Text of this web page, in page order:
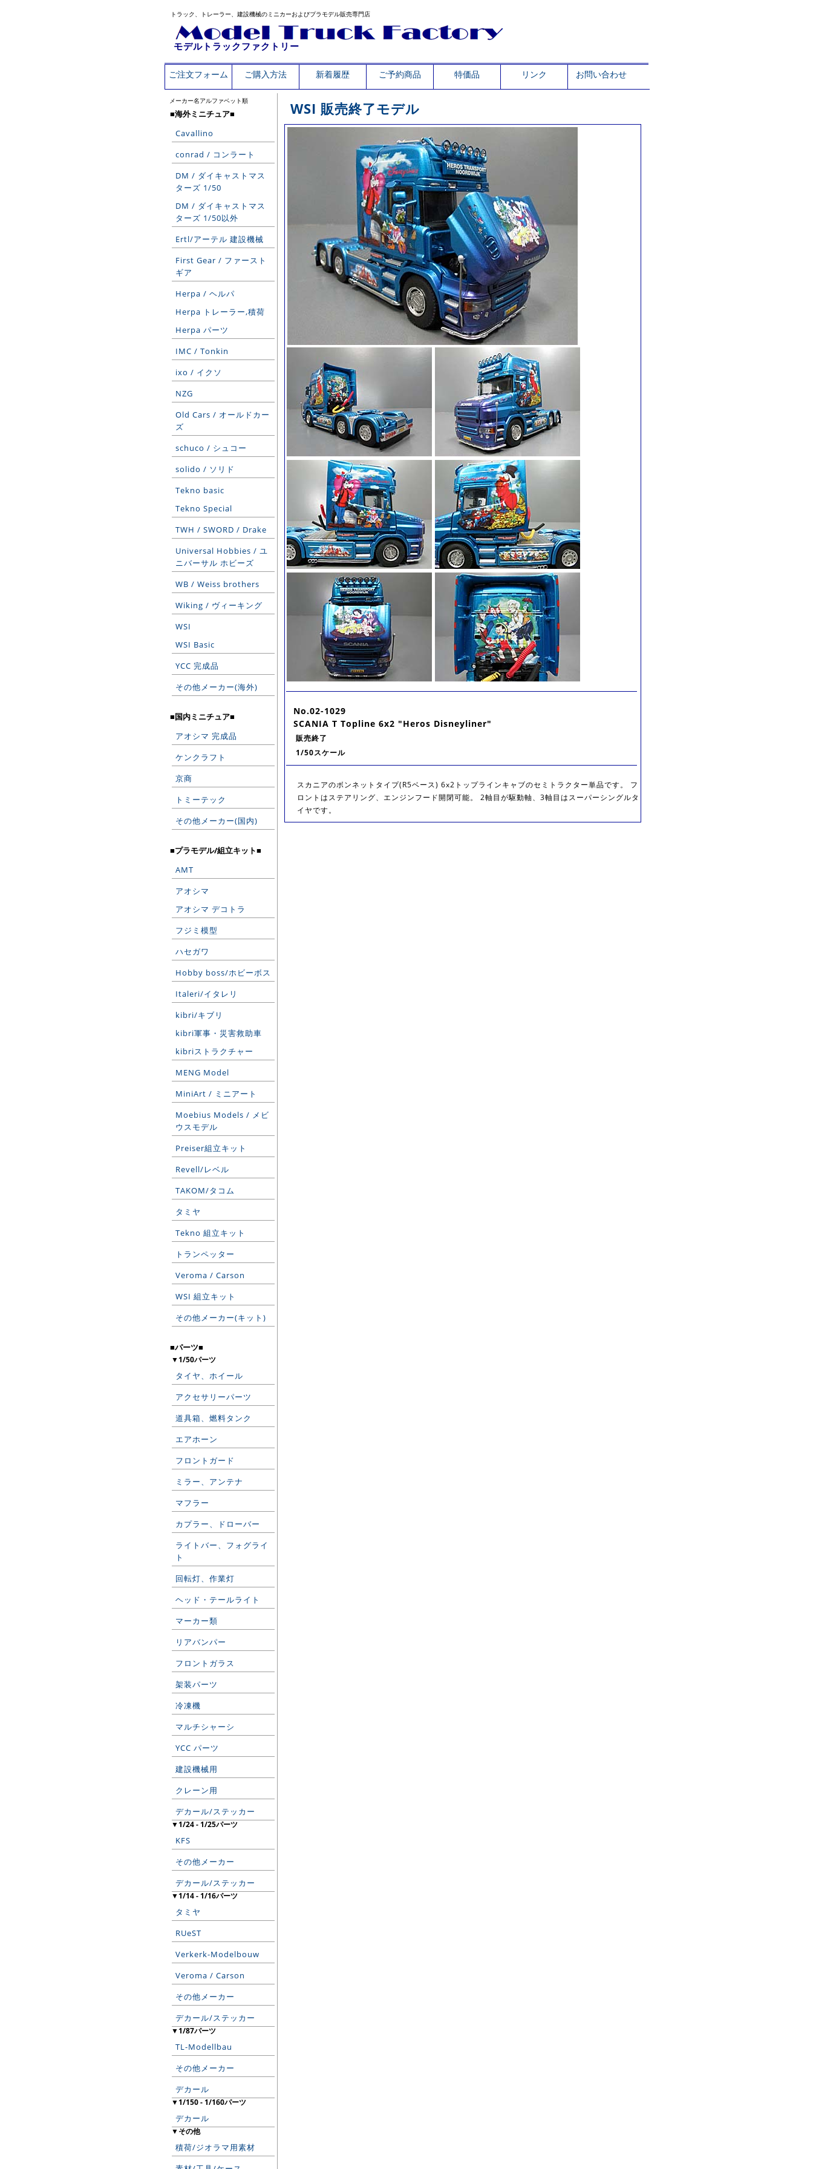
トラック、トレーラー、建設機械のミニカーおよびプラモデル販売専門店
モデルトラックファクトリー
ご注文フォーム ご購入方法 新着履歴 ご予約商品 特価品 リンク お問い合わせ
メーカー名アルファベット順
■海外ミニチュア■
Cavallino
conrad / コンラート
DM / ダイキャストマス
ターズ 1/50
DM / ダイキャストマス
ターズ 1/50以外
Ertl/アーテル 建設機械
First Gear / ファースト
ギア
Herpa / ヘルパ
Herpa トレーラー,積荷
Herpa パーツ
IMC / Tonkin
ixo / イクソ
NZG
Old Cars / オールドカー
ズ
schuco / シュコー
solido / ソリド
Tekno basic
Tekno Special
TWH / SWORD / Drake
Universal Hobbies / ユ
ニバーサル ホビーズ
WB / Weiss brothers
Wiking / ヴィーキング
WSI
WSI Basic
YCC 完成品
その他メーカー(海外)
■国内ミニチュア■
アオシマ 完成品
ケンクラフト
京商
トミーテック
その他メーカー(国内)
■プラモデル/組立キット■
AMT
アオシマ
アオシマ デコトラ
フジミ模型
ハセガワ
Hobby boss/ホビーボス
Italeri/イタレリ
kibri/キブリ
kibri軍事・災害救助車
kibriストラクチャー
MENG Model
MiniArt / ミニアート
Moebius Models / メビ
ウスモデル
Preiser組立キット
Revell/レベル
TAKOM/タコム
タミヤ
Tekno 組立キット
トランペッター
Veroma / Carson
WSI 組立キット
その他メーカー(キット)
■パーツ■
▼1/50パーツ
タイヤ、ホイール
アクセサリーパーツ
道具箱、燃料タンク
エアホーン
フロントガード
ミラー、アンテナ
マフラー
カプラー、ドローバー
ライトバー、フォグライ
ト
回転灯、作業灯
ヘッド・テールライト
マーカー類
リアバンパー
フロントガラス
架装パーツ
冷凍機
マルチシャーシ
YCC パーツ
建設機械用
クレーン用
デカール/ステッカー
▼1/24 - 1/25パーツ
KFS
その他メーカー
デカール/ステッカー
▼1/14 - 1/16パーツ
タミヤ
RUeST
Verkerk-Modelbouw
Veroma / Carson
その他メーカー
デカール/ステッカー
▼1/87パーツ
TL-Modellbau
その他メーカー
デカール
▼1/150 - 1/160パーツ
デカール
▼その他
積荷/ジオラマ用素材
WSI 販売終了モデル
No.02-1029
SCANIA T Topline 6x2 "Heros Disneyliner"
販売終了
1/50スケール
スカニアのボンネットタイプ(R5ベース) 6x2トップラインキャブのセミトラクター単品です。 フ
ロントはステアリング、エンジンフード開閉可能。 2軸目が駆動軸、3軸目はスーパーシングルタ
イヤです。